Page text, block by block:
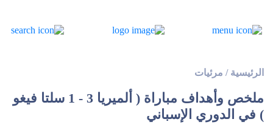
الرئيسية / مرئيات
ملخص وأهداف مباراة ( ألميريا 3 - 1 سلتا فيغو
) في الدوري الإسباني